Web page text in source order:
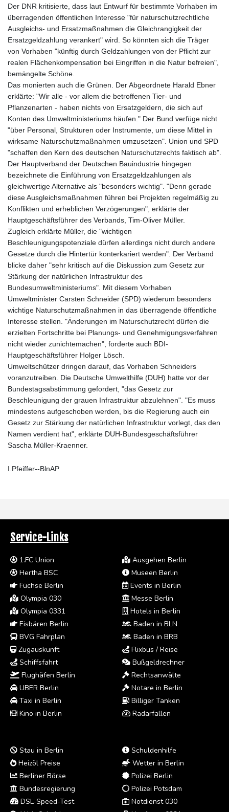
Der DNR kritisierte, dass laut Entwurf für bestimmte Vorhaben im
überragenden öffentlichen Interesse "für naturschutzrechtliche
Ausgleichs- und Ersatzmaßnahmen die Gleichrangigkeit der
Ersatzgeldzahlung verankert" wird. So könnten sich die Träger
von Vorhaben "künftig durch Geldzahlungen von der Pflicht zur
realen Flächenkompensation bei Eingriffen in die Natur befreien",
bemängelte Schöne.
Das monierten auch die Grünen. Der Abgeordnete Harald Ebner
erklärte: "Wir alle - vor allem die betroffenen Tier- und
Pflanzenarten - haben nichts von Ersatzgeldern, die sich auf
Konten des Umweltministeriums häufen." Der Bund verfüge nicht
"über Personal, Strukturen oder Instrumente, um diese Mittel in
wirksame Naturschutzmaßnahmen umzusetzen". Union und SPD
"schaffen den Kern des deutschen Naturschutzrechts faktisch ab".
Der Hauptverband der Deutschen Bauindustrie hingegen
bezeichnete die Einführung von Ersatzgeldzahlungen als
gleichwertige Alternative als "besonders wichtig". "Denn gerade
diese Ausgleichsmaßnahmen führen bei Projekten regelmäßig zu
Konflikten und erheblichen Verzögerungen", erklärte der
Hauptgeschäftsführer des Verbands, Tim-Oliver Müller.
Zugleich erklärte Müller, die "wichtigen
Beschleunigungspotenziale dürfen allerdings nicht durch andere
Gesetze durch die Hintertür konterkariert werden". Der Verband
blicke daher "sehr kritisch auf die Diskussion zum Gesetz zur
Stärkung der natürlichen Infrastruktur des
Bundesumweltministeriums". Mit diesem Vorhaben
Umweltminister Carsten Schneider (SPD) wiederum besonders
wichtige Naturschutzmaßnahmen in das überragende öffentliche
Interesse stellen. "Änderungen im Naturschutzrecht dürfen die
erzielten Fortschritte bei Planungs- und Genehmigungsverfahren
nicht wieder zunichtemachen", forderte auch BDI-
Hauptgeschäftsführer Holger Lösch.
Umweltschützer dringen darauf, das Vorhaben Schneiders
voranzutreiben. Die Deutsche Umwelthilfe (DUH) hatte vor der
Bundestagsabstimmung gefordert, "das Gesetz zur
Beschleunigung der grauen Infrastruktur abzulehnen". "Es muss
mindestens aufgeschoben werden, bis die Regierung auch ein
Gesetz zur Stärkung der natürlichen Infrastruktur vorlegt, das den
Namen verdient hat", erklärte DUH-Bundesgeschäftsführer
Sascha Müller-Kraenner.
I.Pfeiffer--BlnAP
Service-Links
1.FC Union
Hertha BSC
Füchse Berlin
Olympia 030
Olympia 0331
Eisbären Berlin
BVG Fahrplan
Zugauskunft
Schiffsfahrt
Flughäfen Berlin
UBER Berlin
Taxi in Berlin
Kino in Berlin
Ausgehen Berlin
Museen Berlin
Events in Berlin
Messe Berlin
Hotels in Berlin
Baden in BLN
Baden in BRB
Flixbus / Reise
Bußgeldrechner
Rechtsanwälte
Notare in Berlin
Billiger Tanken
Radarfallen
Stau in Berlin
Heizöl Preise
Berliner Börse
Bundesregierung
DSL-Speed-Test
Schuldenhilfe
Wetter in Berlin
Polizei Berlin
Polizei Potsdam
Notdienst 030